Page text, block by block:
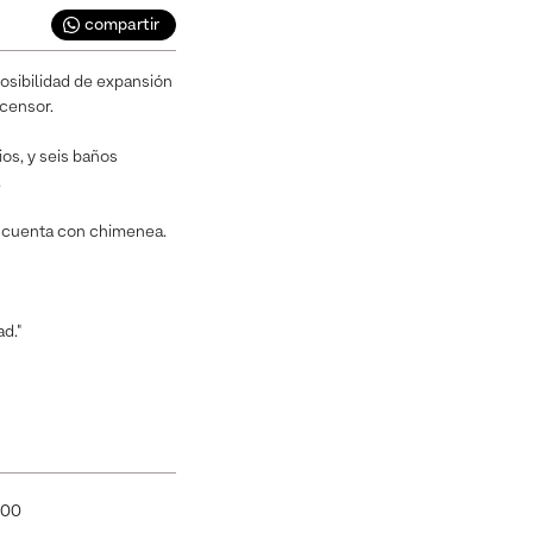
compartir
de expansión
y seis baños
con chimenea.